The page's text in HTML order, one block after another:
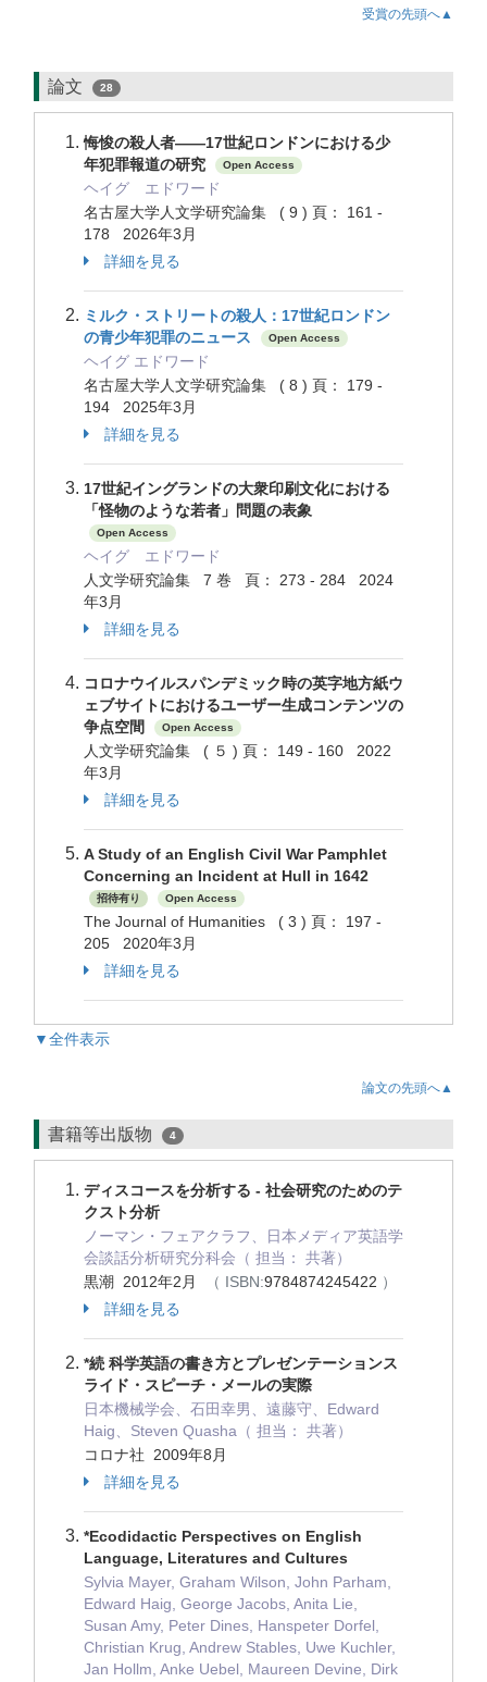
受賞の先頭へ▲
論文 28
悔悛の殺人者――17世紀ロンドンにおける少
年犯罪報道の研究
Open Access
ヘイグ エドワード
名古屋大学人文学研究論集 ( 9 ) 頁： 161 -
178 2026年3月
詳細を見る
ミルク・ストリートの殺人：17世紀ロンドン
の青少年犯罪のニュース
Open Access
ヘイグ エドワード
名古屋大学人文学研究論集 ( 8 ) 頁： 179 -
194 2025年3月
詳細を見る
17世紀イングランドの大衆印刷文化における
「怪物のような若者」問題の表象
Open Access
ヘイグ エドワード
人文学研究論集 7 巻 頁： 273 - 284 2024
年3月
詳細を見る
コロナウイルスパンデミック時の英字地方紙ウ
ェブサイトにおけるユーザー生成コンテンツの
争点空間
Open Access
人文学研究論集 ( ５ ) 頁： 149 - 160 2022
年3月
詳細を見る
A Study of an English Civil War Pamphlet
Concerning an Incident at Hull in 1642
招待有り Open Access
The Journal of Humanities ( 3 ) 頁： 197 -
205 2020年3月
詳細を見る
▼全件表示
論文の先頭へ▲
書籍等出版物 4
ディスコースを分析する - 社会研究のためのテ
クスト分析
ノーマン・フェアクラフ、日本メディア英語学
会談話分析研究分科会（ 担当： 共著）
黒潮 2012年2月
（ ISBN:9784874245422 ）
詳細を見る
*続 科学英語の書き方とプレゼンテーションス
ライド・スピーチ・メールの実際
日本機械学会、石田幸男、遠藤守、Edward
Haig、Steven Quasha（ 担当： 共著）
コロナ社 2009年8月
詳細を見る
*Ecodidactic Perspectives on English
Language, Literatures and Cultures
Sylvia Mayer, Graham Wilson, John Parham,
Edward Haig, George Jacobs, Anita Lie,
Susan Amy, Peter Dines, Hanspeter Dorfel,
Christian Krug, Andrew Stables, Uwe Kuchler,
Jan Hollm, Anke Uebel, Maureen Devine, Dirk